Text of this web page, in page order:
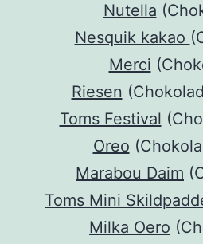
Nutella
Nesquik kakao
Merci
Riesen
Toms Festival
Oreo
Marabou Daim
Toms Mini
Milka Oero